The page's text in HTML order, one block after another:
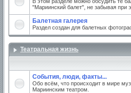
"Мариинский балет", не забывая при
Балетная галерея
Раздел создан для балетных
Театральная жизнь
События, люди, факты...
Обо всём, что происходит в мире
Мариинским театром.